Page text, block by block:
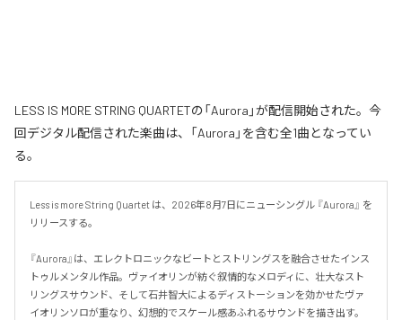
LESS IS MORE STRING QUARTETの「Aurora」が配信開始された。今
回デジタル配信された楽曲は、「Aurora」を含む全1曲となってい
る。
Less is more String Quartet は、2026年8月7日にニューシングル 『Aurora』 を
リリースする。
『Aurora』は、エレクトロニックなビートとストリングスを融合させたインス
トゥルメンタル作品。ヴァイオリンが紡ぐ叙情的なメロディに、壮大なスト
リングスサウンド、そして石井智大によるディストーションを効かせたヴァ
イオリンソロが重なり、幻想的でスケール感あふれるサウンドを描き出す。